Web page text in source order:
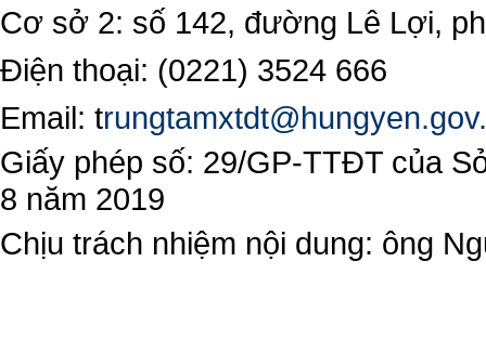
Cơ sở 2: số 142, đường Lê Lợi,
Điện thoại: (0221) 3524 666
Email: t
Giấy phép số: 29/GP-TTĐT của
8 năm 2019
Chịu trách nhiệm nội dung: ông